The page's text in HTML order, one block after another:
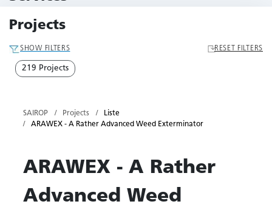
Projects
SHOW FILTERS RESET FILTERS
219 Projects
SAIROP Projects
Liste
ARAWEX - A Rather Advanced Weed Exterminator
ARAWEX - A Rather
Advanced Weed